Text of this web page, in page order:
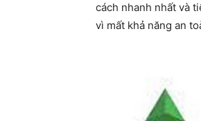
cách nhanh nhất và
vì mất khả năng an